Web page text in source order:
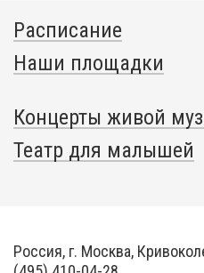
Расписание
Наши площадки
Концерты живой
Театр для малышей
Россия, г. Москва,